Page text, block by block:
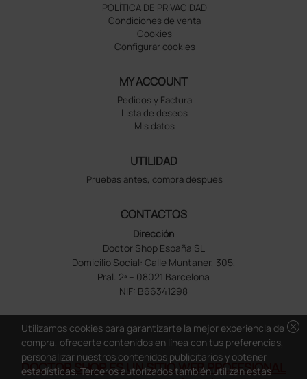
POLÍTICA DE PRIVACIDAD
Condiciones de venta
Cookies
Configurar cookies
MY ACCOUNT
Pedidos y Factura
Lista de deseos
Mis datos
UTILIDAD
Pruebas antes, compra despues
CONTACTOS
Dirección
Doctor Shop España SL
Domicilio Social: Calle Muntaner, 305,
Pral. 2ª – 08021 Barcelona
NIF: B66341298
DOCTOR SHOP ES UN SITIO WEB PROFESIONAL
cancel
Utilizamos cookies para garantizarte la mejor experiencia de
compra, ofrecerte contenidos en línea con tus preferencias,
personalizar nuestros contenidos publicitarios y obtener
estadísticas. Terceros autorizados también utilizan estas